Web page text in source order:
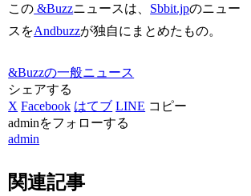
この &Buzzニュースは、 Sbbit.jpのニュー
スをAndbuzzが独自にまとめたもの。
&Buzzの一般ニュース
シェアする
X Facebook はてブ LINE コピー
adminをフォローする
admin
関連記事